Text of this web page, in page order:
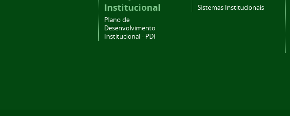
Institucional
Plano de
Desenvolvimento
Institucional - PDI
Sistemas Institucionais